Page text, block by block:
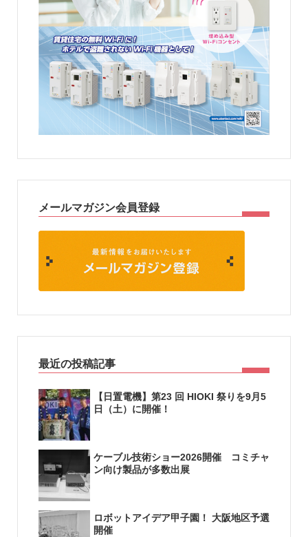
メールマガジン会員登録
最近の投稿記事
【日置電機】第23 回 HIOKI 祭りを9月5
日（土）に開催！
ケーブル技術ショー2026開催 コミチャ
ン向け製品が多数出展
ロボットアイデア甲子園！ 大阪地区予選
開催